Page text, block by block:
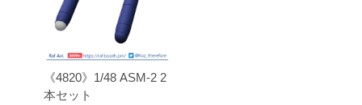
《4820》1/48 ASM-2 2
本セット